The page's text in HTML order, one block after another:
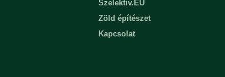
Szelektiv.EU
Zöld építészet
Kapcsolat